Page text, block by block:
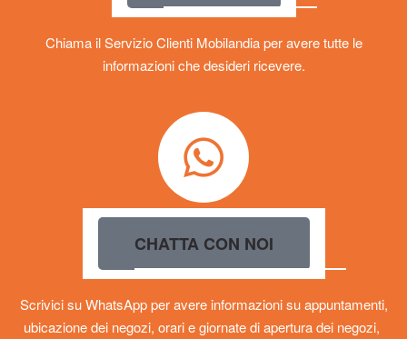
Chiama il Servizio Clienti Mobilandia per avere tutte le
informazioni che desideri ricevere.
CHATTA CON NOI
Scrivici su WhatsApp per avere informazioni su appuntamenti,
ubicazione dei negozi, orari e giornate di apertura dei negozi,